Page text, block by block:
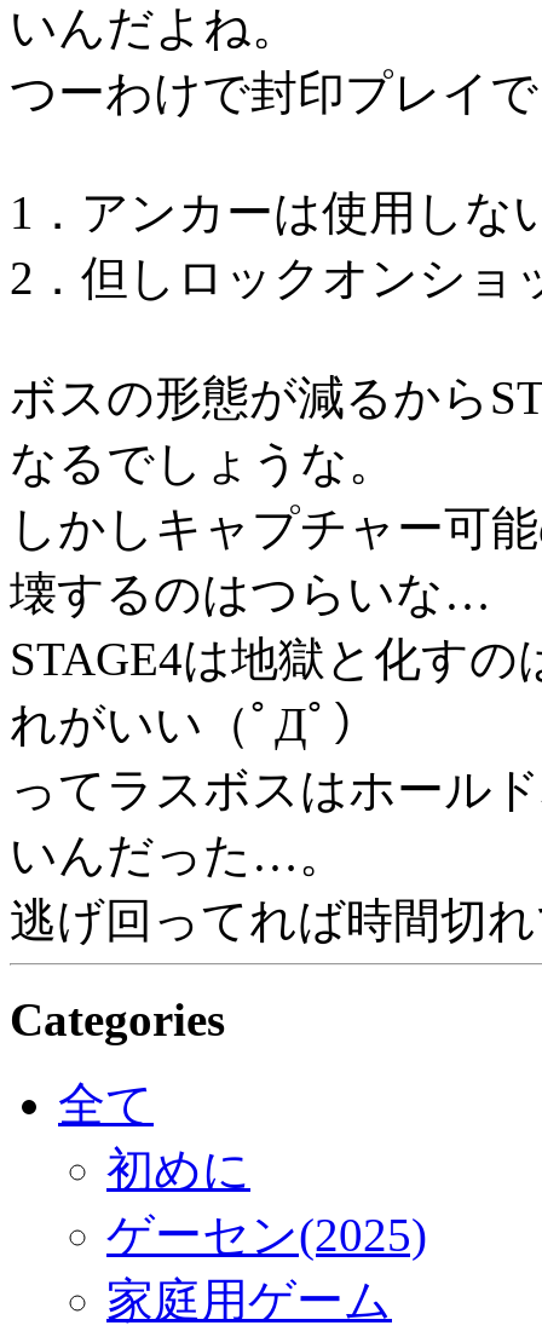
いんだよね。
つーわけで封印プレイ
1．アンカーは使用しな
2．但しロックオンショ
ボスの形態が減るから
なるでしょうな。
しかしキャプチャー可
壊するのはつらいな…
STAGE4は地獄と化す
れがいい（ﾟДﾟ）
ってラスボスはホール
いんだった…。
逃げ回ってれば時間切
Categories
全て
初めに
ゲーセン(2025)
家庭用ゲーム